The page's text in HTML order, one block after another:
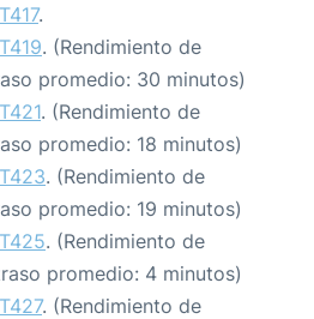
.
. (Rendimiento de
promedio: 30 minutos)
. (Rendimiento de
promedio: 18 minutos)
. (Rendimiento de
promedio: 19 minutos)
. (Rendimiento de
promedio: 4 minutos)
. (Rendimiento de